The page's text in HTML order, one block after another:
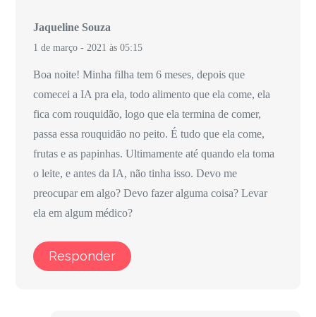
Jaqueline Souza
1 de março - 2021 às 05:15
Boa noite! Minha filha tem 6 meses, depois que
comecei a IA pra ela, todo alimento que ela come, ela
fica com rouquidão, logo que ela termina de comer,
passa essa rouquidão no peito. É tudo que ela come,
frutas e as papinhas. Ultimamente até quando ela toma
o leite, e antes da IA, não tinha isso. Devo me
preocupar em algo? Devo fazer alguma coisa? Levar
ela em algum médico?
Responder